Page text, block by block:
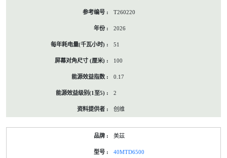
T260220
2026
51
100
0.17
2
创维
美茲
40MTD6500